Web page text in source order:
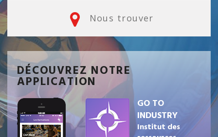
Nous trouver
DÉCOUVREZ NOTRE
APPLICATION
GO TO
INDUSTRY
Institut des